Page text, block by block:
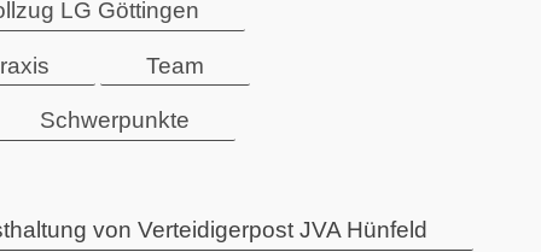
LG Göttingen
Team
Schwerpunkte
von Verteidigerpost JVA Hünfeld